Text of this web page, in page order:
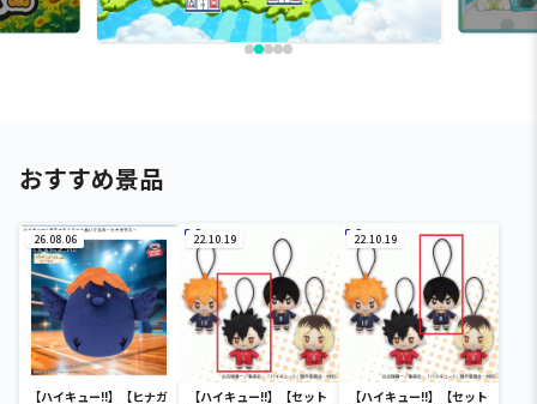
おすすめ景品
26.08.06
【ハイキュー!!】【ヒナガ
22.10.19
【ハイキュー!!】【セット
22.10.19
【ハイキュー!!】【セット